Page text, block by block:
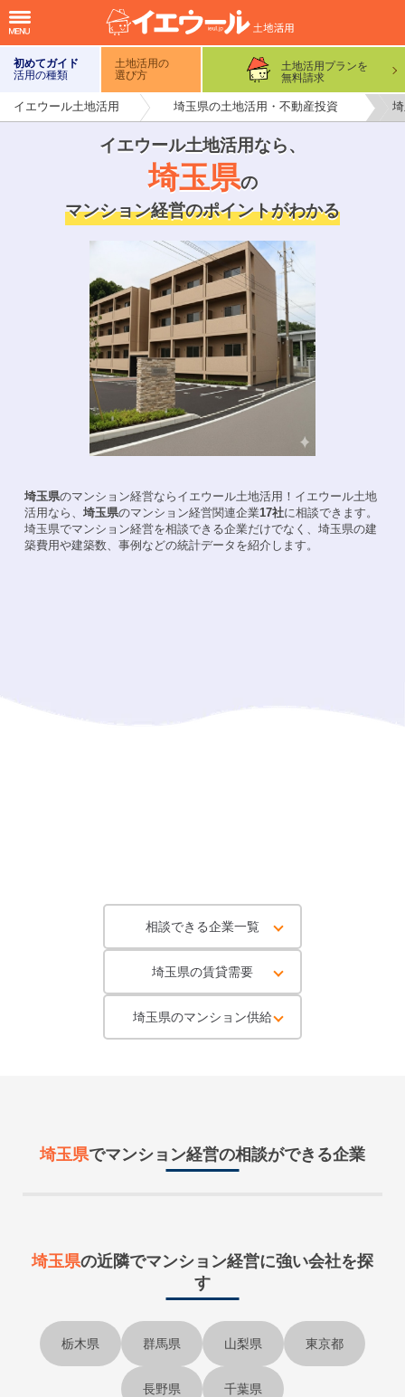
初めてガイド
活用の種類
土地活用の
選び方
土地活用プランを
無料請求
イエウール土地活用 埼玉県の土地活用・不動産投資
イエウール土地活用なら、
埼玉県の
マンション経営のポイントがわかる
埼玉県のマンション経営ならイエウール土地活用！ イエウール土地
活用なら、埼玉県のマンション経営関連企業17社に相談できます。
埼玉県でマンション経営を相談できる企業だけでなく、埼玉県の建
築費用や建築数、事例などの統計データを紹介します。
相談できる企業一覧
埼玉県の賃貸需要
埼玉県のマンション供給
埼玉県でマンション経営の相談ができる企業
埼玉県の近隣でマンション経営に強い会社を探
す
栃木県 群馬県 山梨県 東京都
長野県 千葉県